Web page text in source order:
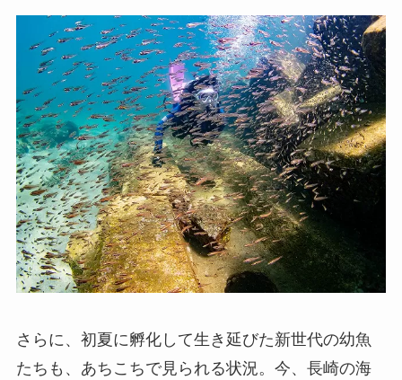
さらに、初夏に孵化して生き延びた新世代の幼魚
たちも、あちこちで見られる状況。今、長崎の海